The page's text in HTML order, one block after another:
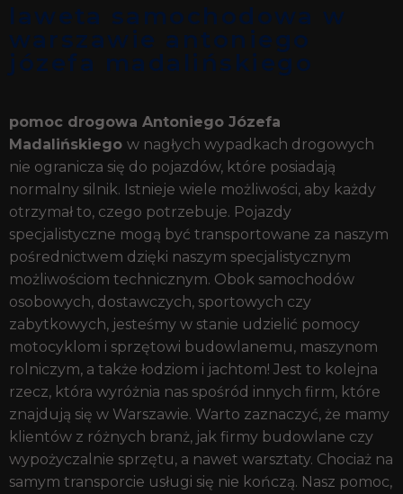
laweta samochodowa w
warszawie antoniego
józefa madalińskiego
pomoc drogowa Antoniego Józefa
Madalińskiego w nagłych wypadkach drogowych
nie ogranicza się do pojazdów, które posiadają
normalny silnik. Istnieje wiele możliwości, aby każdy
otrzymał to, czego potrzebuje. Pojazdy
specjalistyczne mogą być transportowane za naszym
pośrednictwem dzięki naszym specjalistycznym
możliwościom technicznym. Obok samochodów
osobowych, dostawczych, sportowych czy
zabytkowych, jesteśmy w stanie udzielić pomocy
motocyklom i sprzętowi budowlanemu, maszynom
rolniczym, a także łodziom i jachtom! Jest to kolejna
rzecz, która wyróżnia nas spośród innych firm, które
znajdują się w Warszawie. Warto zaznaczyć, że mamy
klientów z różnych branż, jak firmy budowlane czy
wypożyczalnie sprzętu, a nawet warsztaty. Chociaż na
samym transporcie usługi się nie kończą. Nasz pomoc,